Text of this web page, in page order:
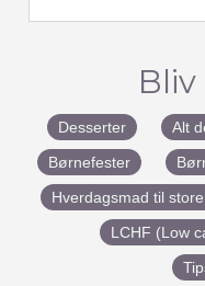
Desserter Alt
Børnefester
Hverdagsmad til
LCHF (Low